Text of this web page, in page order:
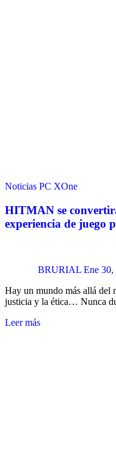
Noticias PC XOne
HITMAN se
experiencia de juego
BRURIAL Ene 30,
Hay un mundo más allá del
justicia y la ética… Nunca
Leer más